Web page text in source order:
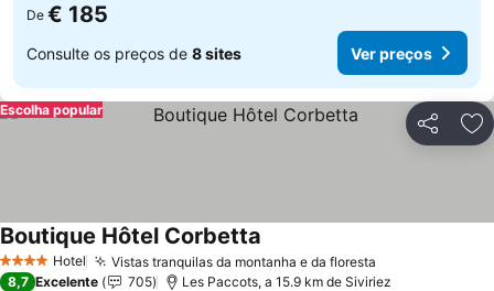
De € 185
Consulte os preços de 8 sites Ver preços
Partilhar
Escolha popular
4 EstrelasHotel Vistas tranquilas da montanha e da floresta
Boutique Hôtel Corbetta
8,7 Excelente 705 Les Paccots, a 15.9 km de Siviriez